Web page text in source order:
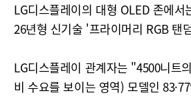
LG디스플레이의 대형 OLED 존에
26년형 신기술 '프라이머리 RGB 탠
LG디스플레이 관계자는 "4500니트
비 수요를 보이는 영역) 모델인